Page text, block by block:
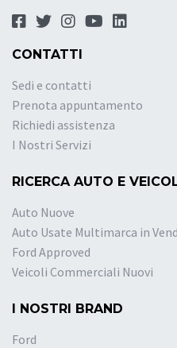
CONTATTI
Sedi e contatti
Prenota appuntamento
Richiedi assistenza
I Nostri Servizi
RICERCA AUTO E
Auto Nuove
Auto Usate Multimarca in
Ford Approved
Veicoli Commerciali Nuovi
I NOSTRI BRAND
Ford